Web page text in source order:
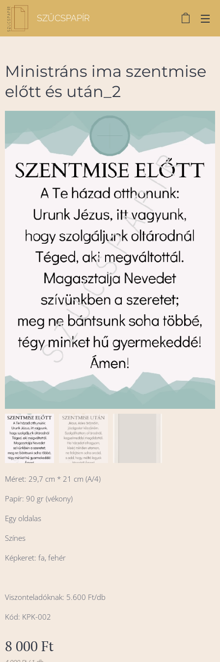
SZŰCSPAPÍR
Ministráns ima szentmise
előtt és után_2
Méret: 29,7 cm * 21 cm (A/4)
Papír: 90 gr (vékony)
Egy oldalas
Színes
Képkeret: fa, fehér
Viszonteladóknak: 5.600 Ft/db
Kód: KPK-002
8 000 Ft